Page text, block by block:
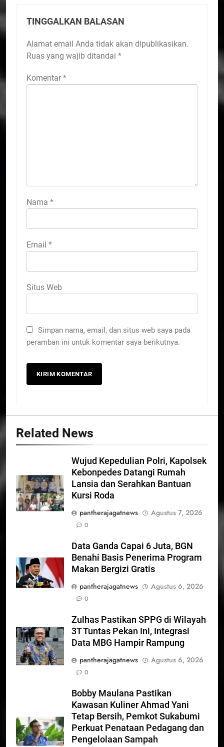
TINGGALKAN BALASAN
Alamat email Anda tidak akan dipublikasikan.
Ruas yang wajib ditandai *
Komentar *
Nama *
Email *
Situs Web
Simpan nama, email, dan situs web saya pada
peramban ini untuk komentar saya berikutnya.
Related News
Wujud Kepedulian Polri, Kapolsek
Kebonpedes Datangi Rumah
Lansia dan Serahkan Bantuan
Kursi Roda
pantherajagatnews
Agustus 7, 2026
0
Data Ganda Capai 6 Juta, BGN
Benahi Basis Penerima Program
Makan Bergizi Gratis
pantherajagatnews
Agustus 6, 2026
0
Zulhas Pastikan SPPG di Wilayah
3T Tuntas Pekan Ini, Integrasi
Data MBG Hampir Rampung
pantherajagatnews
Agustus 6, 2026
0
Bobby Maulana Pastikan
Kawasan Kuliner Ahmad Yani
Tetap Bersih, Pemkot Sukabumi
Perkuat Penataan Pedagang dan
Pengelolaan Sampah